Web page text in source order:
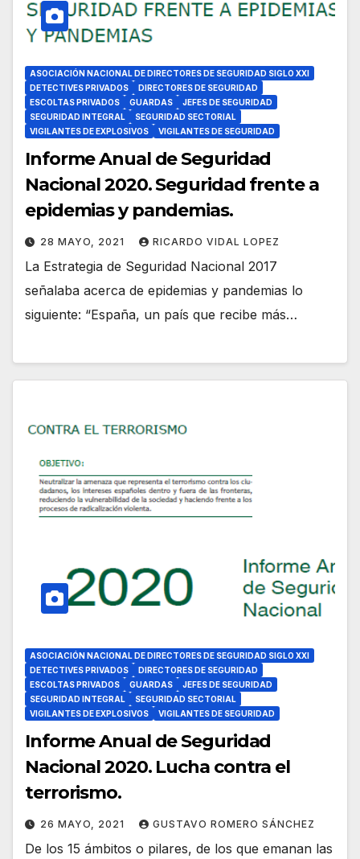
ASOCIACIÓN NACIONAL DE DIRECTORES DE SEGURIDAD SIGLO XXI
DETECTIVES PRIVADOS
DIRECTORES DE SEGURIDAD
ESCOLTAS PRIVADOS
GUARDAS
JEFES DE SEGURIDAD
SEGURIDAD INTEGRAL
SEGURIDAD SECTORIAL
VIGILANTES DE EXPLOSIVOS
VIGILANTES DE SEGURIDAD
Informe Anual de Seguridad
Nacional 2020. Seguridad frente a
epidemias y pandemias.
28 MAYO, 2021 RICARDO VIDAL LOPEZ
La Estrategia de Seguridad Nacional 2017
señalaba acerca de epidemias y pandemias lo
siguiente: “España, un país que recibe más…
ASOCIACIÓN NACIONAL DE DIRECTORES DE SEGURIDAD SIGLO XXI
DETECTIVES PRIVADOS
DIRECTORES DE SEGURIDAD
ESCOLTAS PRIVADOS
GUARDAS
JEFES DE SEGURIDAD
SEGURIDAD INTEGRAL
SEGURIDAD SECTORIAL
VIGILANTES DE EXPLOSIVOS
VIGILANTES DE SEGURIDAD
Informe Anual de Seguridad
Nacional 2020. Lucha contra el
terrorismo.
26 MAYO, 2021 GUSTAVO ROMERO SÁNCHEZ
De los 15 ámbitos o pilares, de los que emanan las